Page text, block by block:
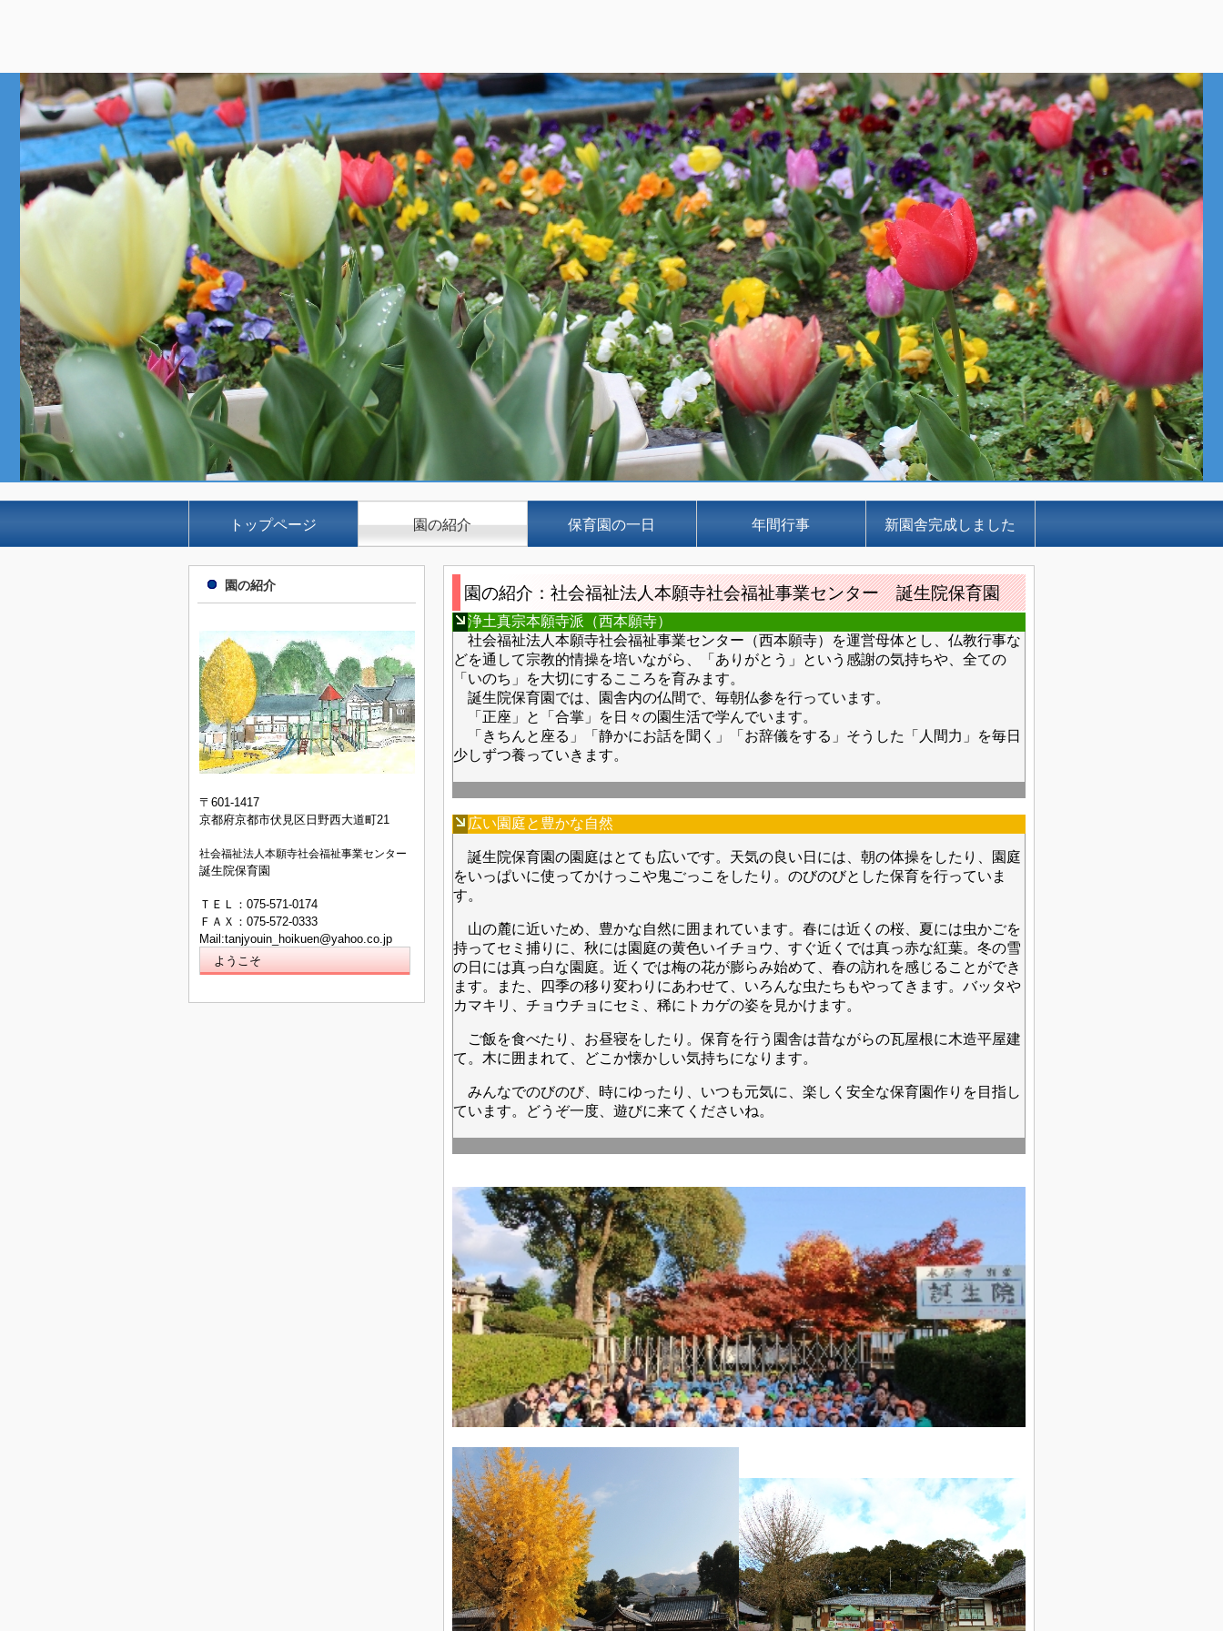
トップページ 園の紹介 保育園の一日 年間行事 新園舎完成しました
園の紹介
〒601-1417
京都府京都市伏見区日野西大道町21
社会福祉法人本願寺社会福祉事業センター
誕生院保育園
ＴＥＬ：075-571-0174
ＦＡＸ：075-572-0333
Mail:tanjyouin_hoikuen@yahoo.co.jp
ようこそ
園の紹介：社会福祉法人本願寺社会福祉事業センター 誕生院保育園
浄土真宗本願寺派（西本願寺）
社会福祉法人本願寺社会福祉事業センター（西本願寺）を運営母体とし、仏教行事な
どを通して宗教的情操を培いながら、「ありがとう」という感謝の気持ちや、全ての
「いのち」を大切にするこころを育みます。
誕生院保育園では、園舎内の仏間で、毎朝仏参を行っています。
「正座」と「合掌」を日々の園生活で学んでいます。
「きちんと座る」「静かにお話を聞く」「お辞儀をする」そうした「人間力」を毎日
少しずつ養っていきます。
広い園庭と豊かな自然
誕生院保育園の園庭はとても広いです。天気の良い日には、朝の体操をしたり、園庭
をいっぱいに使ってかけっこや鬼ごっこをしたり。のびのびとした保育を行っていま
す。
山の麓に近いため、豊かな自然に囲まれています。春には近くの桜、夏には虫かごを
持ってセミ捕りに、秋には園庭の黄色いイチョウ、すぐ近くでは真っ赤な紅葉。冬の雪
の日には真っ白な園庭。近くでは梅の花が膨らみ始めて、春の訪れを感じることができ
ます。また、四季の移り変わりにあわせて、いろんな虫たちもやってきます。バッタや
カマキリ、チョウチョにセミ、稀にトカゲの姿を見かけます。
ご飯を食べたり、お昼寝をしたり。保育を行う園舎は昔ながらの瓦屋根に木造平屋建
て。木に囲まれて、どこか懐かしい気持ちになります。
みんなでのびのび、時にゆったり、いつも元気に、楽しく安全な保育園作りを目指し
ています。どうぞ一度、遊びに来てくださいね。